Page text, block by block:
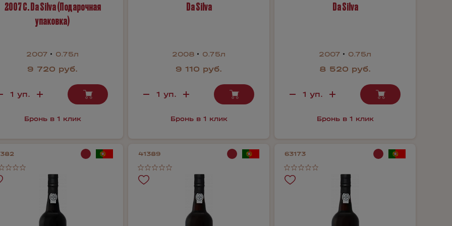
2007 C. Da Silva (Подарочная
упаковка)
2007 0.75л
9 720 руб.
Бронь в 1 клик
Da Silva
2008 0.75л
9 110 руб.
Бронь в 1 клик
Da Silva
2007 0.75л
8 520 руб.
Бронь в 1 клик
41389 63173